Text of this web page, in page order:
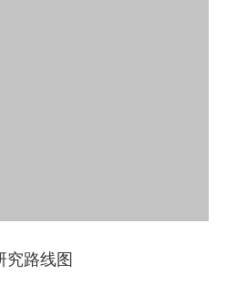
究路线图